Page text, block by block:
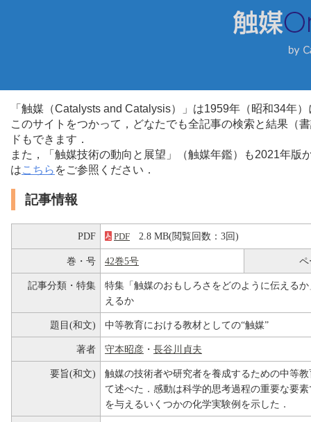
「触媒（Catalysts and Catalysis）」は1959年（昭和34年
このサイトをつかって，どなたでも全記事の検索と結果（
ドもできます．
また，「触媒技術の動向と展望」（触媒年鑑）も2021年
はこちら をご参照ください．
記事情報
PDF PDF 2.8 MB(閲覧回数：3回)
巻・号 42巻5号 ペ
記事分類・特集
特集「触媒のおもしろさをどのように伝える
えるか
題目(和文) 中等教育における教材としての“触媒”
著者 守本昭彦 ・ 長谷川貞夫
要旨(和文)
触媒の技術者や研究者を養成するための中等
て述べた．感動は科学的思考過程の重要な要
を与えるいくつかの化学実験例を示した．